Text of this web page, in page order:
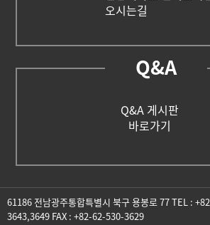
오시는길
Q&A
Q&A 게시판
바로가기
61186 전남광주통합특별시 북구 용봉로 77 TEL :
3643,3649 FAX : +82-62-530-3629